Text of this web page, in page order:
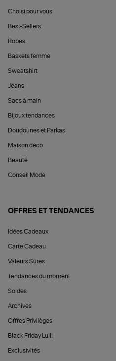
Choisi pour vous
Best-Sellers
Robes
Baskets femme
Sweatshirt
Jeans
Sacs à main
Bijoux tendances
Doudounes et Parkas
Maison déco
Beauté
Conseil Mode
OFFRES ET TENDANCES
Idées Cadeaux
Carte Cadeau
Valeurs Sûres
Tendances du moment
Soldes
Archives
Offres Privilèges
Black Friday Lulli
Exclusivités